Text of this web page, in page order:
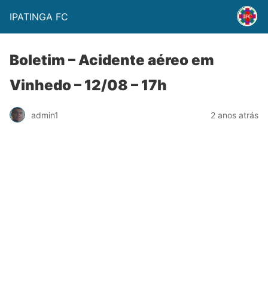
IPATINGA FC
Boletim – Acidente aéreo em
Vinhedo – 12/08 – 17h
admin1 2 anos atrás